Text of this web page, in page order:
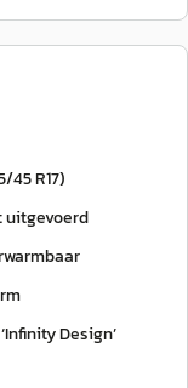
45 R17)
uitgevoerd
Design’